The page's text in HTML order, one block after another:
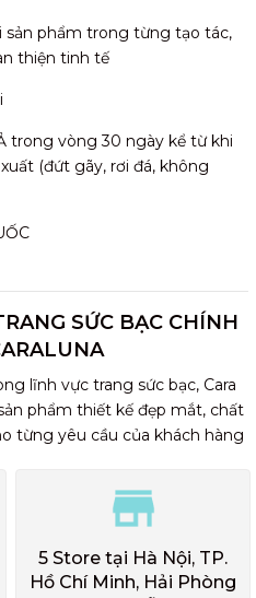
phẩm trong từng tạo tác,
thiện tinh tế
trong vòng 30 ngày kể từ khi
(đứt gãy, rơi đá, không
SỨC BẠC CHÍNH
lĩnh vực trang sức bạc, Cara
phẩm thiết kế đẹp mắt, chất
từng yêu cầu của khách hàng
5 Store tại Hà Nội, TP.
Hồ Chí Minh, Hải Phòng